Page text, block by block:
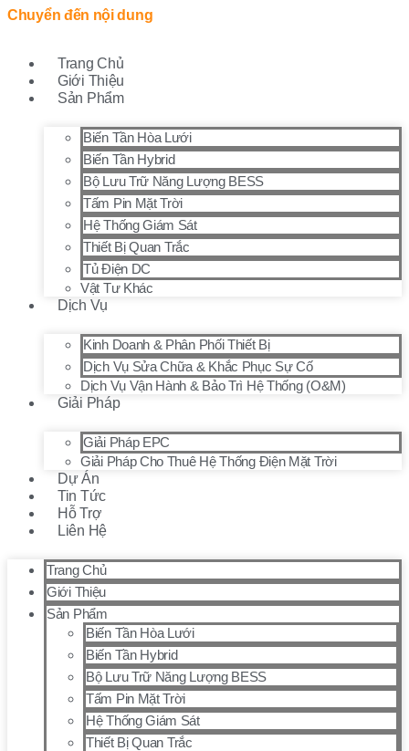
Chuyển đến nội dung
Trang Chủ
Giới Thiệu
Sản Phẩm
Biến Tần Hòa Lưới
Biến Tần Hybrid
Bộ Lưu Trữ Năng Lượng BESS
Tấm Pin Mặt Trời
Hệ Thống Giám Sát
Thiết Bị Quan Trắc
Tủ Điện DC
Vật Tư Khác
Dịch Vụ
Kinh Doanh & Phân Phối Thiết Bị
Dịch Vụ Sửa Chữa & Khắc Phục Sự Cố
Dịch Vụ Vận Hành & Bảo Trì Hệ Thống (O&M)
Giải Pháp
Giải Pháp EPC
Giải Pháp Cho Thuê Hệ Thống Điện Mặt Trời
Dự Án
Tin Tức
Hỗ Trợ
Liên Hệ
Trang Chủ
Giới Thiệu
Sản Phẩm
Biến Tần Hòa Lưới
Biến Tần Hybrid
Bộ Lưu Trữ Năng Lượng BESS
Tấm Pin Mặt Trời
Hệ Thống Giám Sát
Thiết Bị Quan Trắc